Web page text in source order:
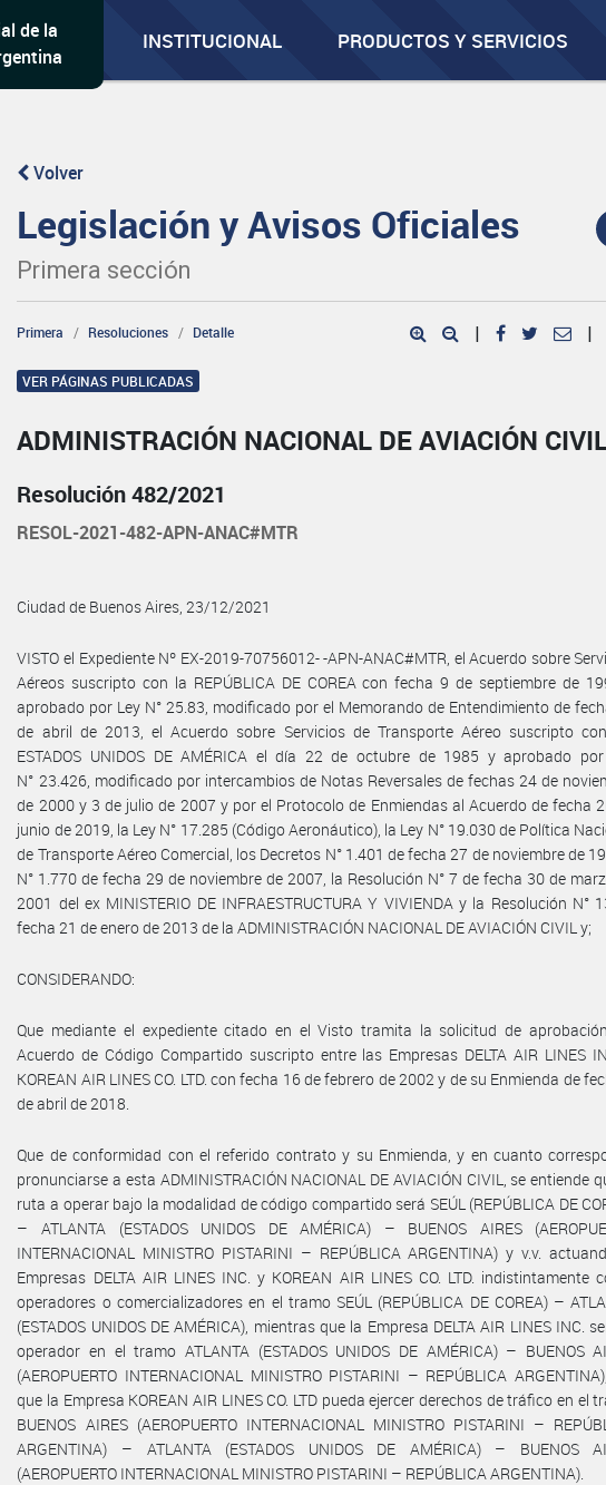
de la
INSTITUCIONAL PRODUCTOS Y SERVICIOS
Volver
Legislación y Avisos Oficiales
Primera sección
Primera Resoluciones Detalle | |
VER PÁGINAS PUBLICADAS
ADMINISTRACIÓN NACIONAL DE AVIACIÓN
Resolución 482/2021
RESOL-2021-482-APN-ANAC#MTR
Ciudad de Buenos Aires, 23/12/2021
VISTO el Expediente Nº EX-2019-70756012- -APN-ANAC#MTR, el Acuerdo sobre
Aéreos suscripto con la REPÚBLICA DE COREA con fecha 9 de septiembre de
aprobado por Ley N° 25.83, modificado por el Memorando de Entendimiento de
de abril de 2013, el Acuerdo sobre Servicios de Transporte Aéreo suscripto
ESTADOS UNIDOS DE AMÉRICA el día 22 de octubre de 1985 y aprobado
N° 23.426, modificado por intercambios de Notas Reversales de fechas 24 de
de 2000 y 3 de julio de 2007 y por el Protocolo de Enmiendas al Acuerdo de fecha
junio de 2019, la Ley N° 17.285 (Código Aeronáutico), la Ley N° 19.030 de Política
de Transporte Aéreo Comercial, los Decretos N° 1.401 de fecha 27 de noviembre de
N° 1.770 de fecha 29 de noviembre de 2007, la Resolución N° 7 de fecha 30 de
2001 del ex MINISTERIO DE INFRAESTRUCTURA Y VIVIENDA y la Resolución N°
fecha 21 de enero de 2013 de la ADMINISTRACIÓN NACIONAL DE AVIACIÓN CIVIL y;
CONSIDERANDO:
Que mediante el expediente citado en el Visto tramita la solicitud de
Acuerdo de Código Compartido suscripto entre las Empresas DELTA AIR LINES
KOREAN AIR LINES CO. LTD. con fecha 16 de febrero de 2002 y de su Enmienda de
de abril de 2018.
Que de conformidad con el referido contrato y su Enmienda, y en cuanto
pronunciarse a esta ADMINISTRACIÓN NACIONAL DE AVIACIÓN CIVIL, se entiende
ruta a operar bajo la modalidad de código compartido será SEÚL (REPÚBLICA DE
– ATLANTA (ESTADOS UNIDOS DE AMÉRICA) – BUENOS AIRES
INTERNACIONAL MINISTRO PISTARINI – REPÚBLICA ARGENTINA) y v.v.
Empresas DELTA AIR LINES INC. y KOREAN AIR LINES CO. LTD. indistintamente
operadores o comercializadores en el tramo SEÚL (REPÚBLICA DE COREA) –
(ESTADOS UNIDOS DE AMÉRICA), mientras que la Empresa DELTA AIR LINES INC.
operador en el tramo ATLANTA (ESTADOS UNIDOS DE AMÉRICA) – BUENOS
(AEROPUERTO INTERNACIONAL MINISTRO PISTARINI – REPÚBLICA
que la Empresa KOREAN AIR LINES CO. LTD pueda ejercer derechos de tráfico en el
BUENOS AIRES (AEROPUERTO INTERNACIONAL MINISTRO PISTARINI –
ARGENTINA) – ATLANTA (ESTADOS UNIDOS DE AMÉRICA) – BUENOS
(AEROPUERTO INTERNACIONAL MINISTRO PISTARINI – REPÚBLICA ARGENTINA).